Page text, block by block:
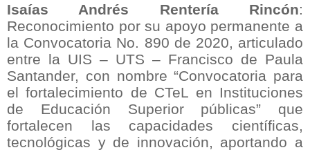
Isaías Andrés Rentería Rincón:
Reconocimiento por su apoyo permanente a
la Convocatoria No. 890 de 2020, articulado
entre la UIS – UTS – Francisco de Paula
Santander, con nombre “Convocatoria para
el fortalecimiento de CTeL en Instituciones
de Educación Superior públicas” que
fortalecen las capacidades científicas,
tecnológicas y de innovación, aportando a